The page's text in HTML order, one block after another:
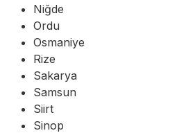
Niğde
Ordu
Osmaniye
Rize
Sakarya
Samsun
Siirt
Sinop